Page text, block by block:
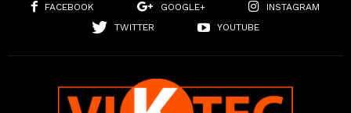
FACEBOOK GOOGLE+
INSTAGRAM
TWITTER
YOUTUBE